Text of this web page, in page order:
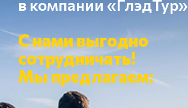
в компании «ГлэдТур»
С нами выгодно
сотрудничать!
Мы предлагаем: